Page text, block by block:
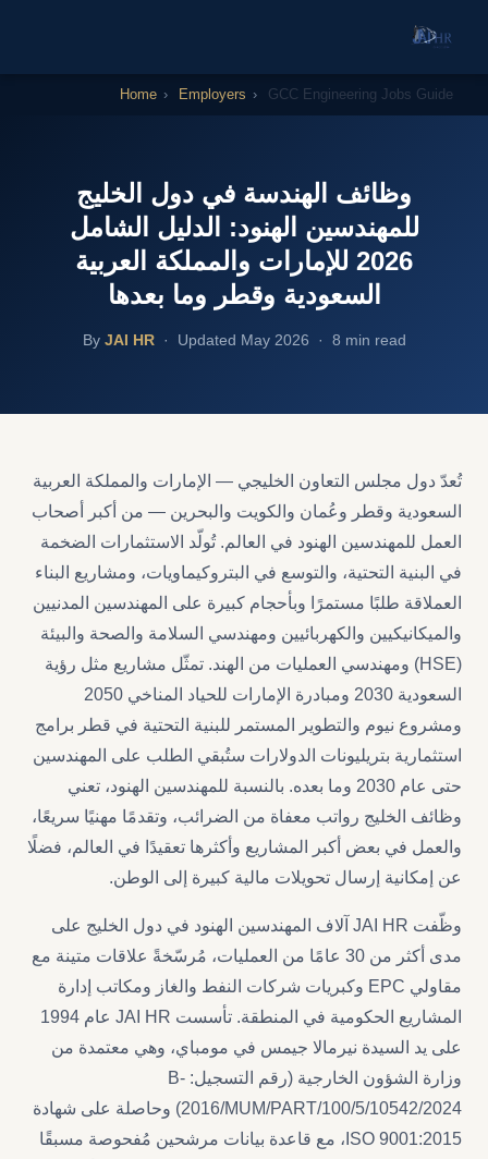
Home › Employers › GCC Engineering Jobs Guide
وظائف الهندسة في دول الخليج
للمهندسين الهنود: الدليل الشامل
2026 للإمارات والمملكة العربية
السعودية وقطر وما بعدها
By JAI HR· Updated May 2026 · 8 min read
تُعدّ دول مجلس التعاون الخليجي — الإمارات والمملكة العربية
السعودية وقطر وعُمان والكويت والبحرين — من أكبر أصحاب
العمل للمهندسين الهنود في العالم. تُولّد الاستثمارات الضخمة
في البنية التحتية، والتوسع في البتروكيماويات، ومشاريع البناء
العملاقة طلبًا مستمرًا وبأحجام كبيرة على المهندسين المدنيين
والميكانيكيين والكهربائيين ومهندسي السلامة والصحة والبيئة
(HSE) ومهندسي العمليات من الهند. تمثّل مشاريع مثل رؤية
السعودية 2030 ومبادرة الإمارات للحياد المناخي 2050
ومشروع نيوم والتطوير المستمر للبنية التحتية في قطر برامج
استثمارية بتريليونات الدولارات ستُبقي الطلب على المهندسين
حتى عام 2030 وما بعده. بالنسبة للمهندسين الهنود، تعني
وظائف الخليج رواتب معفاة من الضرائب، وتقدمًا مهنيًا سريعًا،
والعمل في بعض أكبر المشاريع وأكثرها تعقيدًا في العالم، فضلًا
عن إمكانية إرسال تحويلات مالية كبيرة إلى الوطن.
وظّفت JAI HR آلاف المهندسين الهنود في دول الخليج على
مدى أكثر من 30 عامًا من العمليات، مُرسّخةً علاقات متينة مع
مقاولي EPC وكبريات شركات النفط والغاز ومكاتب إدارة
المشاريع الحكومية في المنطقة. تأسست JAI HR عام 1994
على يد السيدة نيرمالا جيمس في مومباي، وهي معتمدة من
وزارة الشؤون الخارجية (رقم التسجيل: B-
2016/MUM/PART/100/5/10542/2024) وحاصلة على شهادة
ISO 9001:2015، مع قاعدة بيانات مرشحين مُفحوصة مسبقًا